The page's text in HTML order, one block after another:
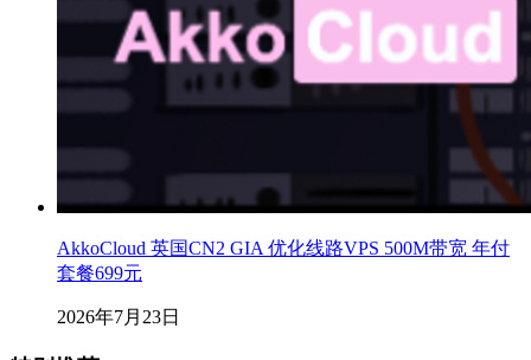
AkkoCloud 英国CN2 GIA 优化线路VPS 500M带宽 年付
套餐699元
2026年7月23日